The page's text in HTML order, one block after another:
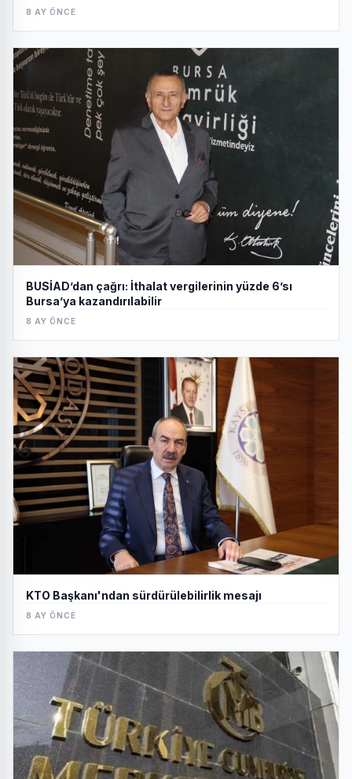
8 AY ÖNCE
BUSİAD’dan çağrı: İthalat vergilerinin yüzde 6’sı
Bursa’ya kazandırılabilir
8 AY ÖNCE
KTO Başkanı'ndan sürdürülebilirlik mesajı
8 AY ÖNCE